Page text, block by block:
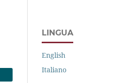
LINGUA
English
Italiano